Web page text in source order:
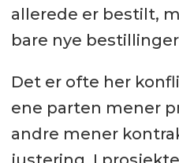
allerede er bestilt,
bare nye
Det er ofte her
ene parten mener
andre mener